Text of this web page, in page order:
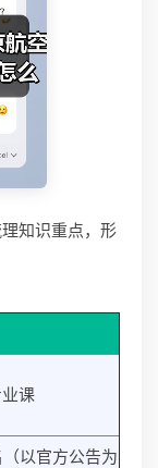
知识重点，形
课
以官方公告为